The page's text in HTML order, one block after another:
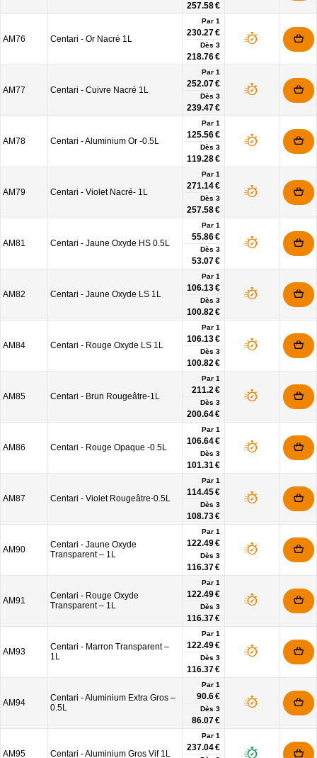
257.58 €
AM76 Centari - Or Nacré 1L
Par 1
230.27 €
Dès 3
218.76 €
AM77 Centari - Cuivre Nacré 1L
Par 1
252.07 €
Dès 3
239.47 €
AM78 Centari - Aluminium Or -0.5L
Par 1
125.56 €
Dès 3
119.28 €
AM79 Centari - Violet Nacré- 1L
Par 1
271.14 €
Dès 3
257.58 €
AM81 Centari - Jaune Oxyde HS 0.5L
Par 1
55.86 €
Dès 3
53.07 €
AM82 Centari - Jaune Oxyde LS 1L
Par 1
106.13 €
Dès 3
100.82 €
AM84 Centari - Rouge Oxyde LS 1L
Par 1
106.13 €
Dès 3
100.82 €
AM85 Centari - Brun Rougeâtre-1L
Par 1
211.2 €
Dès 3
200.64 €
AM86 Centari - Rouge Opaque -0.5L
Par 1
106.64 €
Dès 3
101.31 €
AM87 Centari - Violet Rougeâtre-0.5L
Par 1
114.45 €
Dès 3
108.73 €
AM90
Centari - Jaune Oxyde
Transparent – 1L
Par 1
122.49 €
Dès 3
116.37 €
AM91
Centari - Rouge Oxyde
Transparent – 1L
Par 1
122.49 €
Dès 3
116.37 €
AM93
Centari - Marron Transparent –
1L
Par 1
122.49 €
Dès 3
116.37 €
AM94
Centari - Aluminium Extra Gros –
0.5L
Par 1
90.6 €
Dès 3
86.07 €
AM95 Centari - Aluminium Gros Vif 1L
Par 1
237.04 €